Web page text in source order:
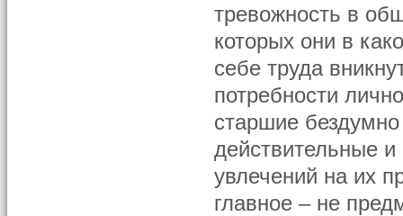
тревожность в
которых они в
себе труда
потребности
старшие бездумно
действительные
увлечений на их
главное – не